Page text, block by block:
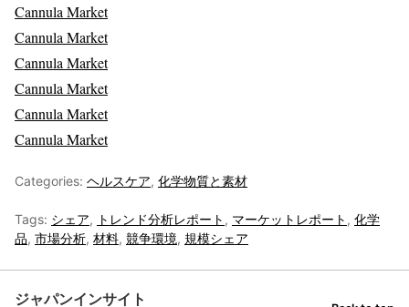
Cannula Market
Cannula Market
Cannula Market
Cannula Market
Cannula Market
Cannula Market
Categories: ヘルスケア, 化学物質と素材
Tags: シェア, トレンド分析レポート , マーケットレポート , 化学
品, 市場分析, 材料, 競争環境, 規模シェア
ジャパンインサイト